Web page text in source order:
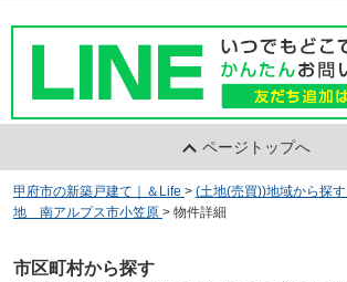
ページトップへ
甲府市の新築戸建て｜＆Life > (土地(売買))地域から探す
地 南アルプス市小笠原 > 物件詳細
市区町村から探す